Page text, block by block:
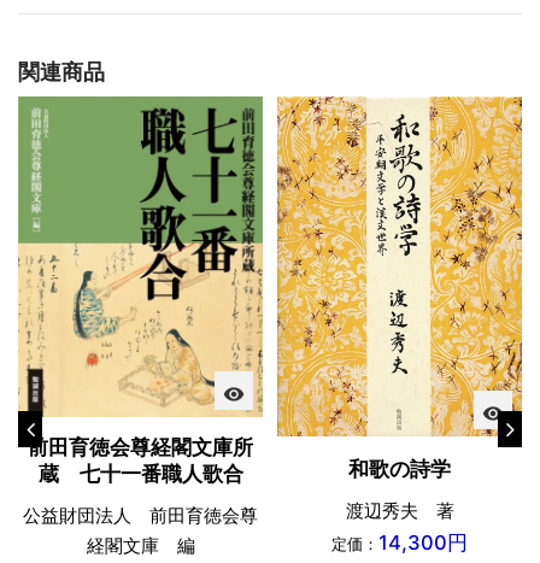
関連商品
visibility
前田育徳会尊経閣文庫所
蔵 七十一番職人歌合
公益財団法人 前田育徳会尊
経閣文庫 編
visibility
和歌の詩学
渡辺秀夫 著
定価： 14,300円